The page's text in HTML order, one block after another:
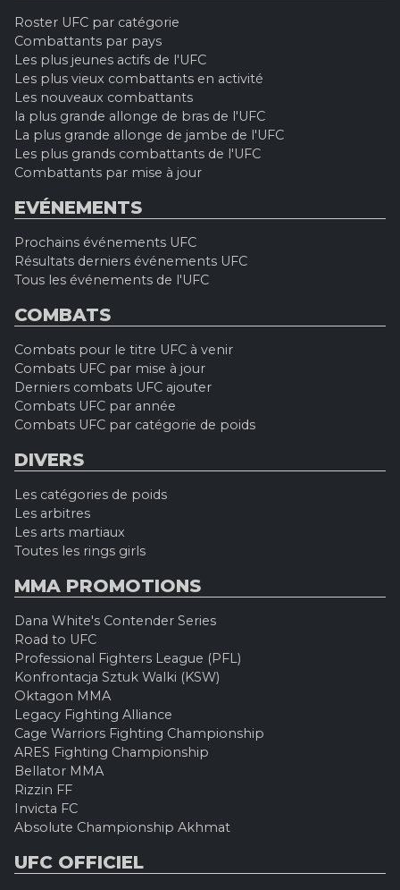
Roster UFC par catégorie
Combattants par pays
Les plus jeunes actifs de l'UFC
Les plus vieux combattants en activité
Les nouveaux combattants
la plus grande allonge de bras de l'UFC
La plus grande allonge de jambe de l'UFC
Les plus grands combattants de l'UFC
Combattants par mise à jour
EVÉNEMENTS
Prochains événements UFC
Résultats derniers événements UFC
Tous les événements de l'UFC
COMBATS
Combats pour le titre UFC à venir
Combats UFC par mise à jour
Derniers combats UFC ajouter
Combats UFC par année
Combats UFC par catégorie de poids
DIVERS
Les catégories de poids
Les arbitres
Les arts martiaux
Toutes les rings girls
MMA PROMOTIONS
Dana White's Contender Series
Road to UFC
Professional Fighters League (PFL)
Konfrontacja Sztuk Walki (KSW)
Oktagon MMA
Legacy Fighting Alliance
Cage Warriors Fighting Championship
ARES Fighting Championship
Bellator MMA
Rizzin FF
Invicta FC
Absolute Championship Akhmat
UFC OFFICIEL